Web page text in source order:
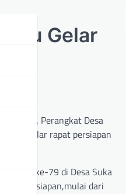
Gelar
ke-79, Perangkat Desa
menggelar rapat persiapan
RI ke-79 di Desa Suka
persiapan,mulai dari